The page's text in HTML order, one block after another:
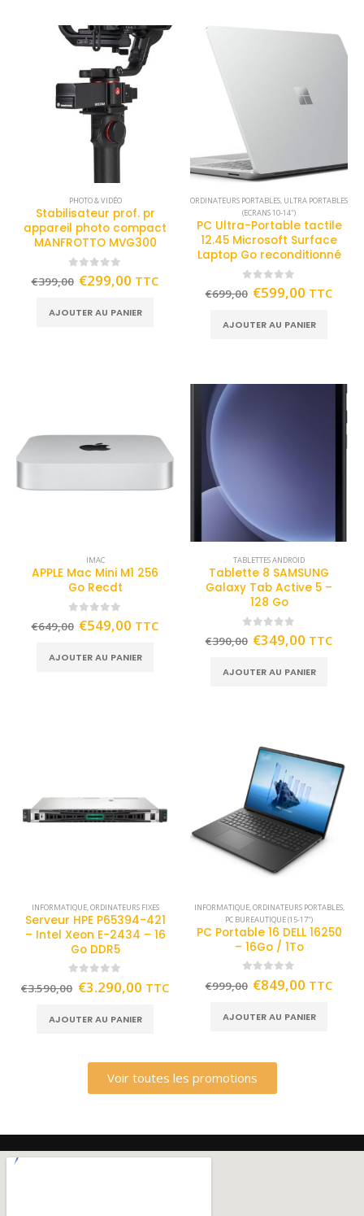
PHOTO & VIDÉO
Stabilisateur prof. pr
appareil photo compact
MANFROTTO MVG300
out of 5
€399,00 €299,00 TTC
AJOUTER AU PANIER
ORDINATEURS PORTABLES, ULTRA PORTABLES
(ECRANS 10-14")
PC Ultra-Portable tactile
12.45 Microsoft Surface
Laptop Go reconditionné
out of 5
€699,00 €599,00 TTC
AJOUTER AU PANIER
IMAC
APPLE Mac Mini M1 256
Go Recdt
out of 5
€649,00 €549,00 TTC
AJOUTER AU PANIER
TABLETTES ANDROID
Tablette 8 SAMSUNG
Galaxy Tab Active 5 –
128 Go
out of 5
€390,00 €349,00 TTC
AJOUTER AU PANIER
INFORMATIQUE,ORDINATEURS FIXES
Serveur HPE P65394-421
– Intel Xeon E-2434 – 16
Go DDR5
out of 5
€3.590,00 €3.290,00 TTC
AJOUTER AU PANIER
INFORMATIQUE,ORDINATEURS PORTABLES,
PC BUREAUTIQUE (15-17")
PC Portable 16 DELL 16250
– 16Go / 1To
out of 5
€999,00 €849,00 TTC
AJOUTER AU PANIER
Voir toutes les promotions